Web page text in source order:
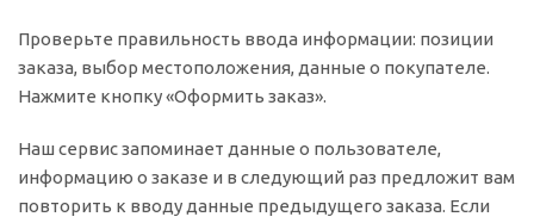
Проверьте правильность ввода информации: позиции
заказа, выбор местоположения, данные о покупателе.
Нажмите кнопку «Оформить заказ».
Наш сервис запоминает данные о пользователе,
информацию о заказе и в следующий раз предложит вам
повторить к вводу данные предыдущего заказа. Если